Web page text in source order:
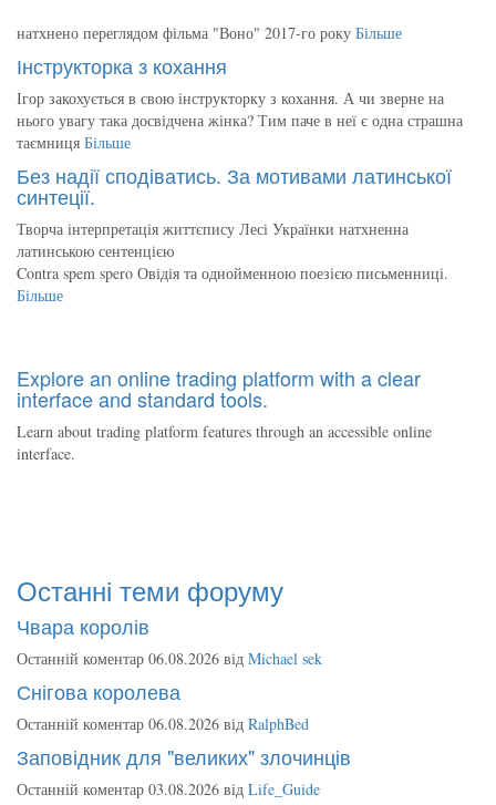
натхнено переглядом фільма "Воно" 2017-го року Більше
Інструкторка з кохання
Ігор закохується в свою інструкторку з кохання. А чи зверне на
нього увагу така досвідчена жінка? Тим паче в неї є одна страшна
таємниця Більше
Без надії сподіватись. За мотивами латинської
синтеції.
Творча інтерпретація життєпису Лесі Українки натхненна
латинською сентенцією
Contra spem spero Овідія та однойменною поезією письменниці.
Більше
Explore an online trading platform with a clear
interface and standard tools.
Learn about trading platform features through an accessible online
interface.
Останні теми форуму
Чвара королів
Останній коментар 06.08.2026 від Michael sek
Снігова королева
Останній коментар 06.08.2026 від RalphBed
Заповідник для "великих" злочинців
Останній коментар 03.08.2026 від Life_Guide